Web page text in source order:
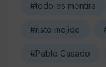
#todo es mentira
#risto mejide
#Pablo Casado